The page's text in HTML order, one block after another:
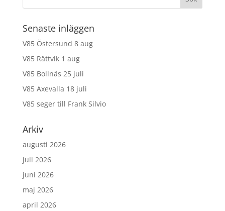
Senaste inläggen
V85 Östersund 8 aug
V85 Rättvik 1 aug
V85 Bollnäs 25 juli
V85 Axevalla 18 juli
V85 seger till Frank Silvio
Arkiv
augusti 2026
juli 2026
juni 2026
maj 2026
april 2026